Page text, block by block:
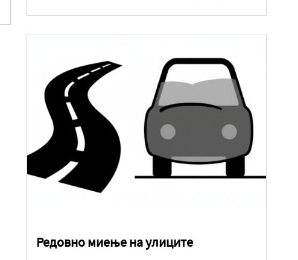
Редовно миење на улиците